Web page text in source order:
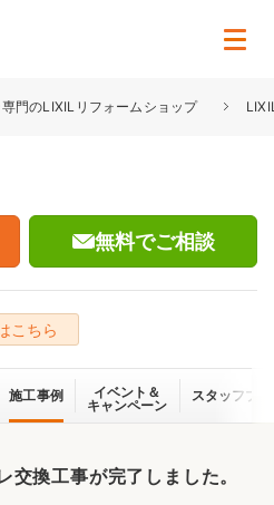
門のLIXILリフォームショップ
無料でご相談
こちら
施工事例
イベント＆
キャンペーン
スタッフブ
交換工事が完了しました。